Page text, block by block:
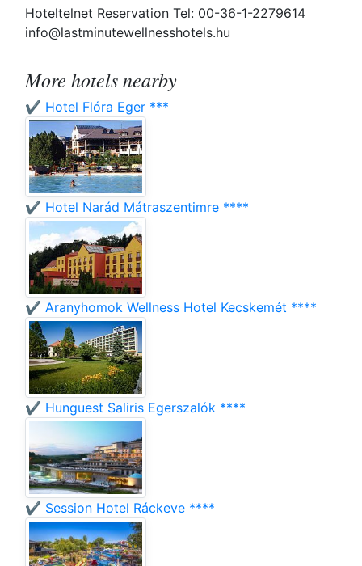
Hoteltelnet Reservation Tel: 00-36-1-2279614
info@lastminutewellnesshotels.hu
More hotels nearby
✔️ Hotel Flóra Eger ***
✔️ Hotel Narád Mátraszentimre ****
✔️ Aranyhomok Wellness Hotel Kecskemét ****
✔️ Hunguest Saliris Egerszalók ****
✔️ Session Hotel Ráckeve ****